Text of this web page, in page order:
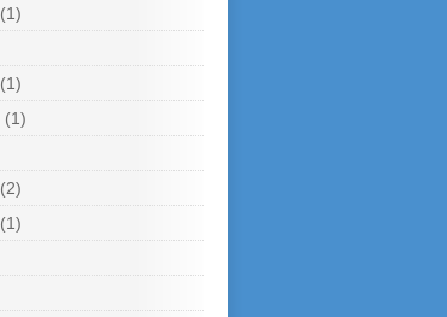
(1)
(1)
(1)
(2)
(1)